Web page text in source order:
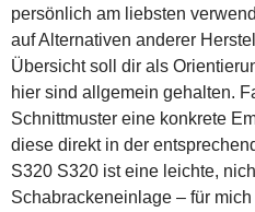
persönlich am liebsten
auf Alternativen anderer
Übersicht soll dir als
hier sind allgemein gehalten.
Schnittmuster eine konkrete
diese direkt in der
S320 S320 ist eine leichte,
Schabrackeneinlage – für